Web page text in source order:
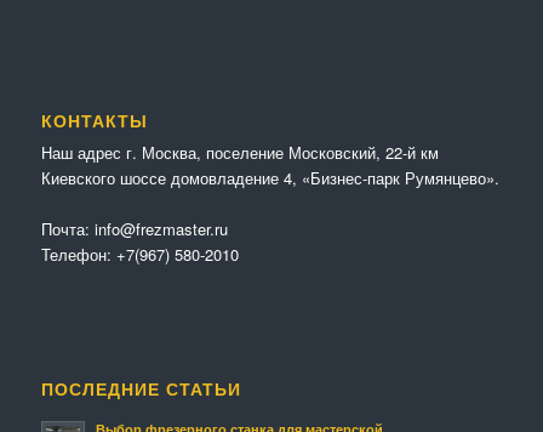
КОНТАКТЫ
Наш адрес г. Москва, поселение Московский, 22-й км
Киевского шоссе домовладение 4, «Бизнес-парк Румянцево».
Почта: info@frezmaster.ru
Телефон: +7(967) 580-2010
ПОСЛЕДНИЕ СТАТЬИ